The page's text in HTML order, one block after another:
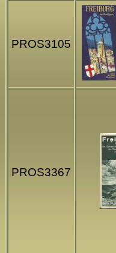
PROS3105
PROS3367